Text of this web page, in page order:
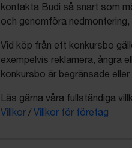
kontakta Budi så snart som
och genomföra
Vid köp från ett konkursbo
exempelvis reklamera, ångra
konkursbo är begränsade eller
Läs gärna våra fullständiga
Villkor / Villkor för företag